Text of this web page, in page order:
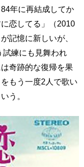
年に再結成してか
恋してる」（2010
記憶に新しいが、
試練にも見舞われ
奇跡的な復帰を果
もう一度2人で歌い
う。